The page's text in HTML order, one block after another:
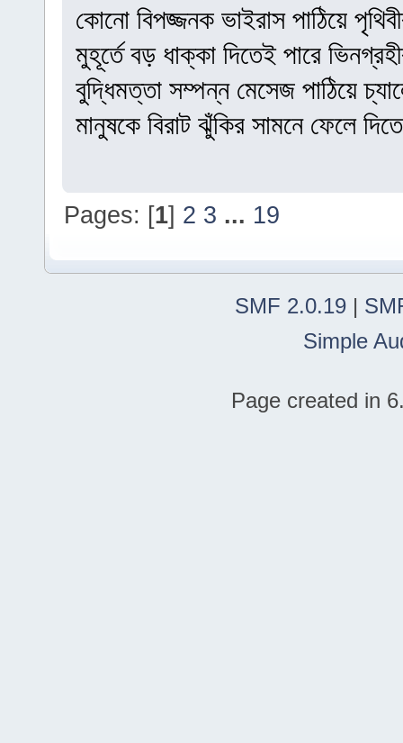
কোনো বিপজ্জনক ভাইরাস পাঠিয়ে
মুহূর্তে বড় ধাক্কা দিতেই পারে
বুদ্ধিমত্তা সম্পন্ন মেসেজ পাঠিয়ে
মানুষকে বিরাট ঝুঁকির সামনে ফেলে
Pages: [1] 2 3 ... 19
SMF 2.0.19 |
Simple
Page created in